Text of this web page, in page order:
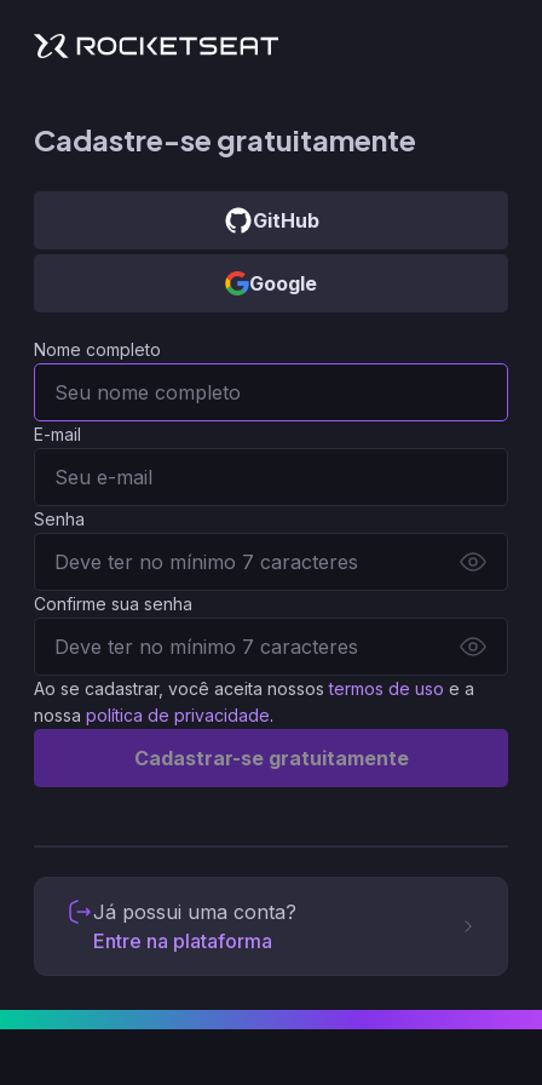
Cadastre-se gratuitamente
GitHub
Google
Nome completo
E-mail
Senha
Confirme sua senha
Ao se cadastrar, você aceita nossos termos de uso e a
nossa política de privacidade.
Cadastrar-se gratuitamente
Já possui uma conta?
Entre na plataforma